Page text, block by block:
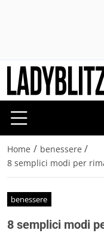
Home / benessere /
8 semplici modi per
benessere
8 semplici modi